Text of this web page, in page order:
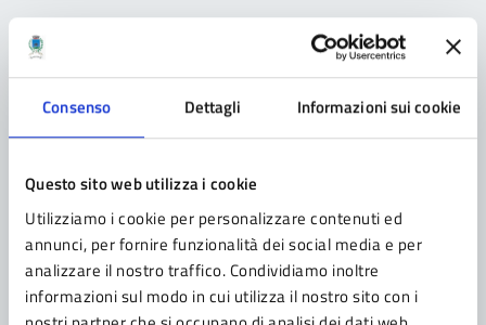
Consenso Dettagli Informazioni sui cookie
Questo sito web utilizza i cookie
Utilizziamo i cookie per personalizzare contenuti ed
annunci, per fornire funzionalità dei social media e per
analizzare il nostro traffico. Condividiamo inoltre
informazioni sul modo in cui utilizza il nostro sito con i
Categoria:
PERSONA
Toni Marco
Pagina 1 2 3 Pagina successiva